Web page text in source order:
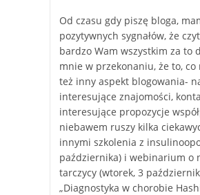
Od czasu gdy piszę bloga,
pozytywnych sygnałów, że
bardzo Wam wszystkim za to
mnie w przekonaniu, że to,
też inny aspekt blogowania-
interesujące znajomości,
interesujące propozycje
niebawem ruszy kilka
innymi szkolenia z
października) i webinarium o
tarczycy (wtorek, 3
„Diagnostyka w chorobie